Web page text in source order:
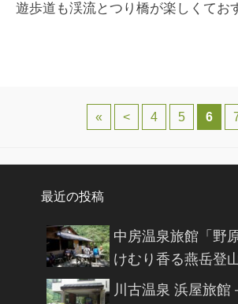
遊歩道も渓流とつり橋が楽しくてお
投稿ナビゲーション
« < 4 5 6
最近の投稿
中房温泉旅館「野
けむり香る燕岳登
川古温泉 浜屋旅館